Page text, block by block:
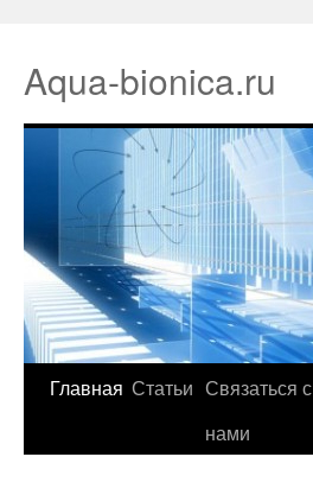
Aqua-bionica.ru
Главная Статьи Связаться с
нами